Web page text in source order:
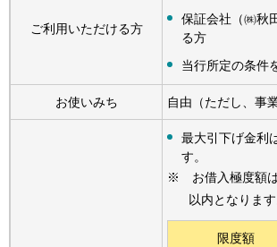
ご利用いただける方
保証会社（㈱秋
る方
当行所定の条件
お使いみち 自由（ただし、事
最大引下げ金利
す。
※ お借入極度額は
以内となります
限度額